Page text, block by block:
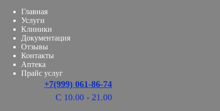
Главная
Услуги
Клиники
Документация
Отзывы
Контакты
Аптека
Прайс услуг
+7(999) 061-86-74
С 10.00 - 21.00